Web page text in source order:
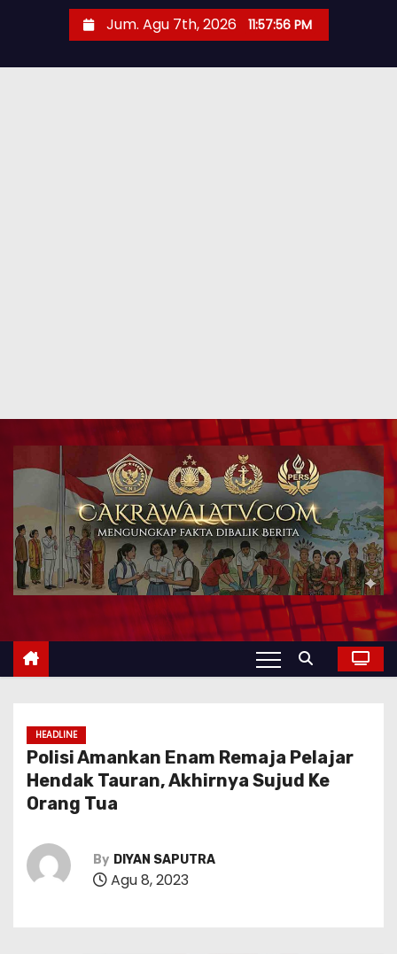
Jum. Agu 7th, 2026 11:57:57 PM
HEADLINE
Polisi Amankan Enam Remaja Pelajar
Hendak Tauran, Akhirnya Sujud Ke
Orang Tua
By DIYAN SAPUTRA
Agu 8, 2023